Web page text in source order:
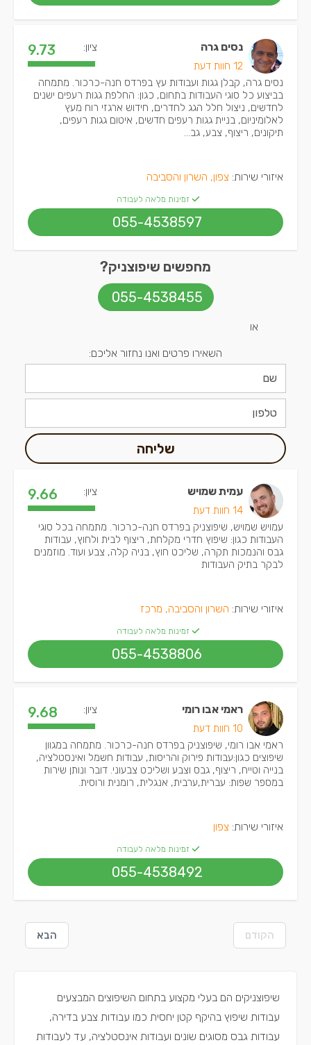
נסים גרה
12 חוות דעת
ציון: 9.73
נסים גרה, קבלן גגות ועבודות עץ בפרדס חנה-כרכור. מתמחה
בביצוע כל סוגי העבודות בתחום, כגון: החלפת גגות רעפים ישנים
לחדשים, ניצול חלל הגג לחדרים, חידוש ארגזי רוח מעץ
לאלומיניום, בניית גגות רעפים חדשים, איטום גגות רעפים,
תיקונים, ריצוף, צבע, גב...
איזורי שירות: צפון, השרון והסביבה
זמינות מלאה לעבודה
055-4538597
מחפשים שיפוצניק?
055-4538455
או
השאירו פרטים ואנו נחזור אליכם:
שליחה
עמית שמויש
14 חוות דעת
ציון: 9.66
עמויש שמויש, שיפוצניק בפרדס חנה-כרכור. מתמחה בכל סוגי
העבודות כגון: שיפוץ חדרי מקלחת, ריצוף לבית ולחוץ, עבודות
גבס והנמכות תקרה, שליכט חוץ, בניה קלה, צבע ועוד. מוזמנים
לבקר בתיק העבודות
איזורי שירות: השרון והסביבה, מרכז
זמינות מלאה לעבודה
055-4538806
ראמי אבו רומי
10 חוות דעת
ציון: 9.68
ראמי אבו רומי, שיפוצניק בפרדס חנה-כרכור. מתמחה במגוון
שיפוצים כגון:עבודות פירוק והריסות, עבודות חשמל ואינסטלציה,
בנייה וטייח, ריצוף, גבס וצבע ושליכט צבעוני. דובר ונותן שירות
במספר שפות: עברית,ערבית, אנגלית, רומנית ורוסית.
איזורי שירות: צפון
זמינות מלאה לעבודה
055-4538492
הקודם הבא
שיפוצניקים הם בעלי מקצוע בתחום השיפוצים המבצעים
עבודות שיפוץ בהיקף קטן יחסית כמו עבודות צבע בדירה,
עבודות גבס מסוגים שונים ועבודות אינסטלציה, עד לעבודות